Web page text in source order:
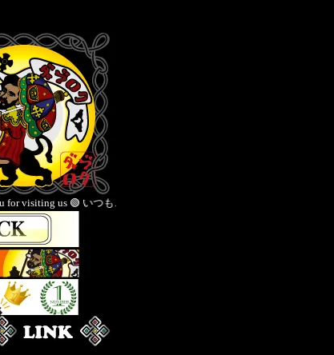
us 🟢 いつもご愛顧いただきありがとうございます 🟡Thank you for